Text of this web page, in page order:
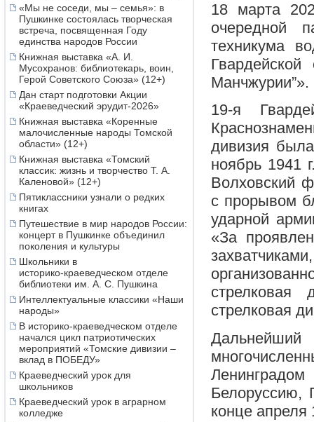
«Мы не соседи, мы – семья»: в
Пушкинке состоялась творческая
встреча, посвященная Году
единства народов России
Книжная выставка «А. И.
Мусохранов: библиотекарь, воин,
Герой Советского Союза» (12+)
Дан старт подготовки Акции
«Краеведческий эрудит-2026»
Книжная выставка «Коренные
малочисленные народы Томской
области» (12+)
Книжная выставка «Томский
классик: жизнь и творчество Т. А.
Каленовой» (12+)
Пятиклассники узнали о редких
книгах
Путешествие в мир народов России:
концерт в Пушкинке объединил
поколения и культуры
Школьники в
историко‑краеведческом отделе
библиотеки им. А. С. Пушкина
Интеллектуальные классики «Наши
народы»
В историко-краеведческом отделе
начался цикл патриотических
мероприятий «Томские дивизии –
вклад в ПОБЕДУ»
Краеведческий урок для
школьников
Краеведческий урок в аграрном
колледже
18 марта
очередной
техникума
Манчжурии”».
19-я
дивизия
ноябрь 1941
Волховский
с прорывом
ударной
«За
стрелковая
стрелковая
Дальнейший
Белоруссию,
конце апреля